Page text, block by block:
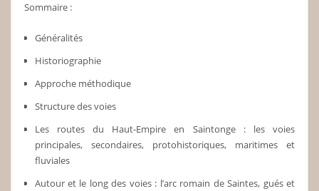
Sommaire :
Généralités
Historiographie
Approche méthodique
Structure des voies
Les routes du Haut-Empire en Saintonge : les voies
principales, secondaires, protohistoriques, maritimes et
fluviales
Autour et le long des voies : l’arc romain de Saintes, gués et